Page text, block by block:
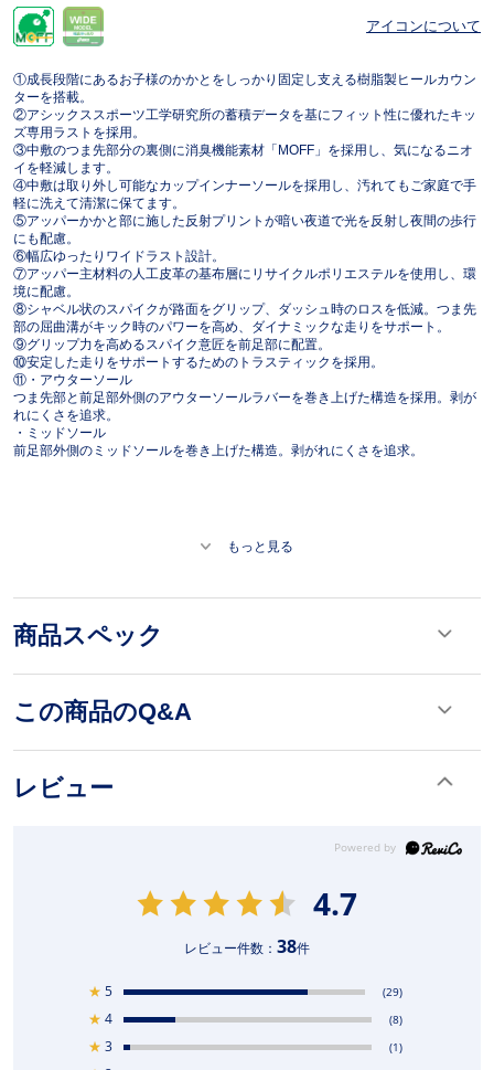
アイコンについて
①成長段階にあるお子様のかかとをしっかり固定し支える樹脂製ヒールカウン
ターを搭載。
②アシックススポーツ工学研究所の蓄積データを基にフィット性に優れたキッ
ズ専用ラストを採用。
③中敷のつま先部分の裏側に消臭機能素材「MOFF」を採用し、気になるニオ
イを軽減します。
④中敷は取り外し可能なカップインナーソールを採用し、汚れてもご家庭で手
軽に洗えて清潔に保てます。
⑤アッパーかかと部に施した反射プリントが暗い夜道で光を反射し夜間の歩行
にも配慮。
⑥幅広ゆったりワイドラスト設計。
⑦アッパー主材料の人工皮革の基布層にリサイクルポリエステルを使用し、環
境に配慮。
⑧シャベル状のスパイクが路面をグリップ、ダッシュ時のロスを低減。つま先
部の屈曲溝がキック時のパワーを高め、ダイナミックな走りをサポート。
⑨グリップ力を高めるスパイク意匠を前足部に配置。
⑩安定した走りをサポートするためのトラスティックを採用。
⑪・アウターソール
つま先部と前足部外側のアウターソールラバーを巻き上げた構造を採用。剥が
れにくさを追求。
・ミッドソール
前足部外側のミッドソールを巻き上げた構造。剥がれにくさを追求。
もっと見る
商品スペック
この商品のQ&A
レビュー
4.7
レビュー件数： 38件
★ 5 (29)
★ 4 (8)
★ 3 (1)